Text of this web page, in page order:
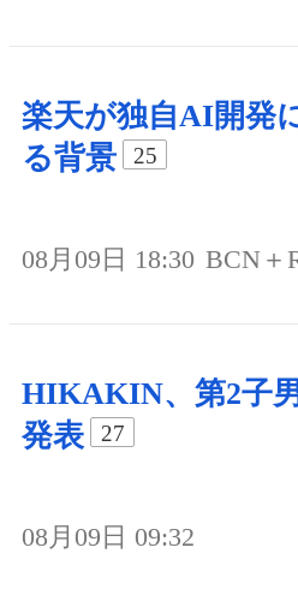
楽天が独自AI開発
る背景
25
08月09日 18:30 BCN＋
HIKAKIN、第2子
発表
27
08月09日 09:32